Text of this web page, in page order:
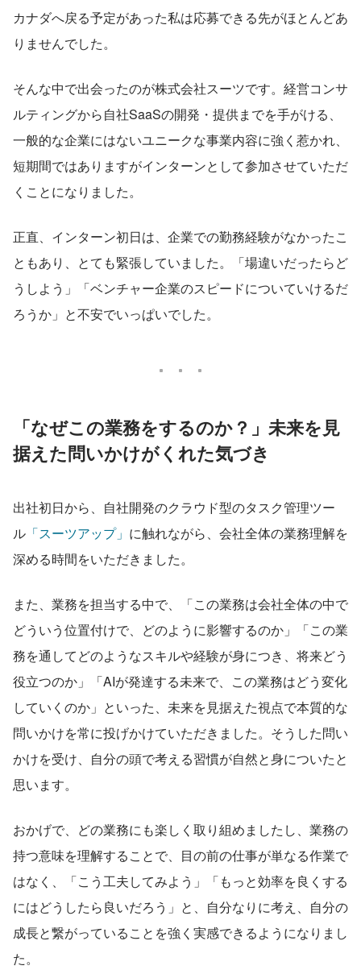
カナダへ戻る予定があった私は応募できる先がほとんどあ
りませんでした。
そんな中で出会ったのが株式会社スーツです。経営コンサ
ルティングから自社SaaSの開発・提供までを手がける、
一般的な企業にはないユニークな事業内容に強く惹かれ、
短期間ではありますがインターンとして参加させていただ
くことになりました。
正直、インターン初日は、企業での勤務経験がなかったこ
ともあり、とても緊張していました。「場違いだったらど
うしよう」「ベンチャー企業のスピードについていけるだ
ろうか」と不安でいっぱいでした。
「なぜこの業務をするのか？」未来を見
据えた問いかけがくれた気づき
出社初日から、自社開発のクラウド型のタスク管理ツー
ル 「スーツアップ」 に触れながら、会社全体の業務理解を
深める時間をいただきました。
また、業務を担当する中で、「この業務は会社全体の中で
どういう位置付けで、どのように影響するのか」「この業
務を通してどのようなスキルや経験が身につき、将来どう
役立つのか」「AIが発達する未来で、この業務はどう変化
していくのか」といった、未来を見据えた視点で本質的な
問いかけを常に投げかけていただきました。そうした問い
かけを受け、自分の頭で考える習慣が自然と身についたと
思います。
おかげで、どの業務にも楽しく取り組めましたし、業務の
持つ意味を理解することで、目の前の仕事が単なる作業で
はなく、「こう工夫してみよう」「もっと効率を良くする
にはどうしたら良いだろう」と、自分なりに考え、自分の
成長と繋がっていることを強く実感できるようになりまし
た。